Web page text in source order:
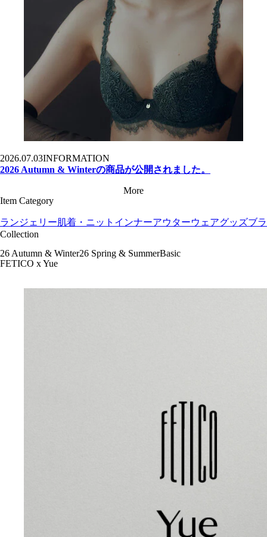
2026.07.03INFORMATION
2026 Autumn & Winterの商品が公開されました。
More
Item Category
肌着・ニットインナーアウターウェアグッズブラジャー ショ
Collection
26 Autumn & Winter26 Spring & SummerBasic
FETICO x Yue